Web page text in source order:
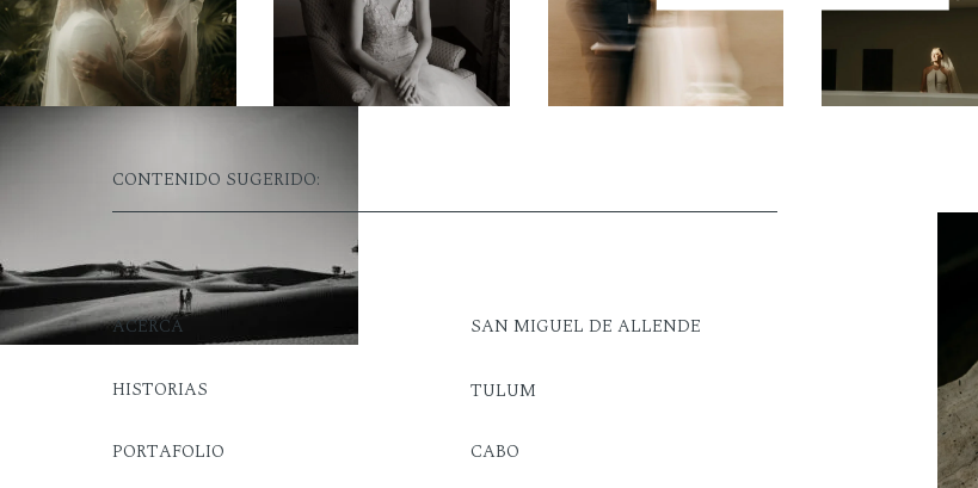
CONTENIDO SUGERIDO:
ACERCA SAN MIGUEL DE ALLENDE
HISTORIAS TULUM
PORTAFOLIO CABO